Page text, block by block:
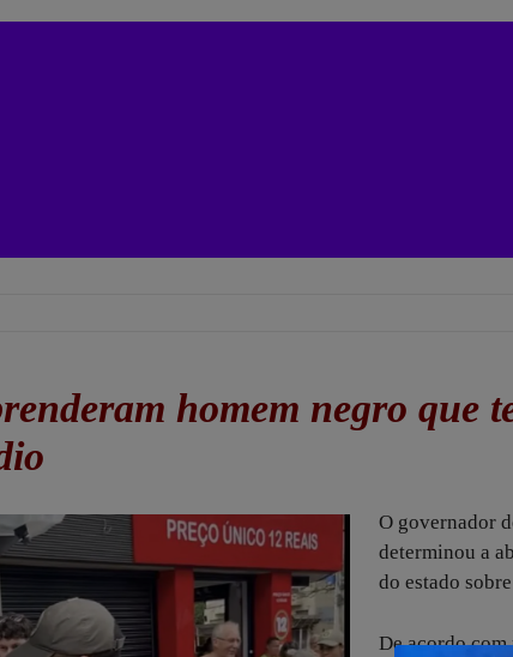
homem negro que
O governador
determinou a
do estado
De acordo com